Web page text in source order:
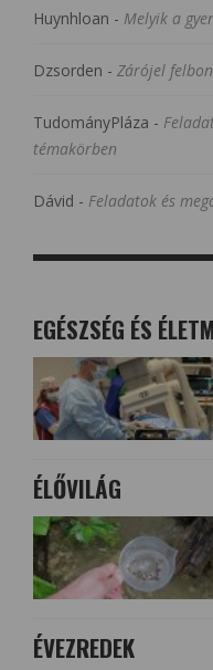
Huynhloan - Melyik a
Dzsorden - Zárójel
TudományPláza -
témakörben
Dávid - Feladatok és
EGÉSZSÉG ÉS
ÉLŐVILÁG
ÉVEZREDEK